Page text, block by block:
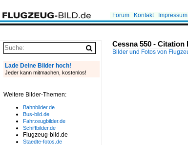
Forum Kontakt Impressum
Cessna 550 - Citation
Bilder und Fotos von
Lade Deine Bilder hoch!
Jeder kann mitmachen, kostenlos!
Weitere Bilder-Themen:
Bahnbilder.de
Bus-bild.de
Fahrzeugbilder.de
Schiffbilder.de
Flugzeug-bild.de
Staedte-fotos.de